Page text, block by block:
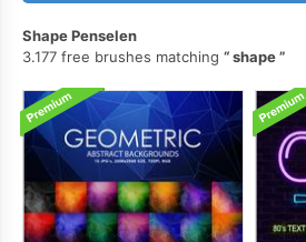
Shape Penselen
3.177 free brushes matching
shape